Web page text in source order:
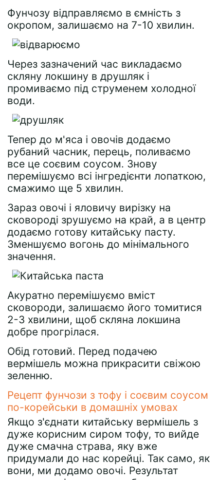
Фунчозу відправляємо в ємність з
окропом, залишаємо на 7-10 хвилин.
Через зазначений час викладаємо
скляну локшину в друшляк і
промиваємо під струменем холодної
води.
Тепер до м'яса і овочів додаємо
рубаний часник, перець, поливаємо
все це соєвим соусом. Знову
перемішуємо всі інгредієнти лопаткою,
смажимо ще 5 хвилин.
Зараз овочі і яловичу вирізку на
сковороді зрушуємо на край, а в центр
додаємо готову китайську пасту.
Зменшуємо вогонь до мінімального
значення.
Акуратно перемішуємо вміст
сковороди, залишаємо його томитися
2-3 хвилини, щоб скляна локшина
добре прогрілася.
Обід готовий. Перед подачею
вермішель можна прикрасити свіжою
зеленню.
Рецепт фунчози з тофу і соєвим соусом
по-корейськи в домашніх умовах
Якщо з'єднати китайську вермішель з
дуже корисним сиром тофу, то вийде
дуже смачна страва, яку вже
придумали до нас корейці. Так само, як
вони, ми додамо овочі. Результат